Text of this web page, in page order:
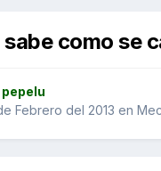
como se
pepelu
Febrero del 2013 en